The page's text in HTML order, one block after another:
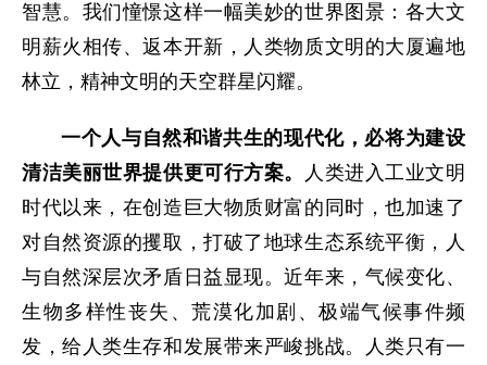
智慧。我们憧憬这样一幅美妙的世界图景：各大文
明薪火相传、返本开新，人类物质文明的大厦遍地
林立，精神文明的天空群星闪耀。
一个人与自然和谐共生的现代化，必将为建设
清洁美丽世界提供更可行方案。
人类进入工业文明
时代以来，在创造巨大物质财富的同时，也加速了
对自然资源的攫取，打破了地球生态系统平衡，人
与自然深层次矛盾日益显现。近年来，气候变化、
生物多样性丧失、荒漠化加剧、极端气候事件频
发，给人类生存和发展带来严峻挑战。人类只有一